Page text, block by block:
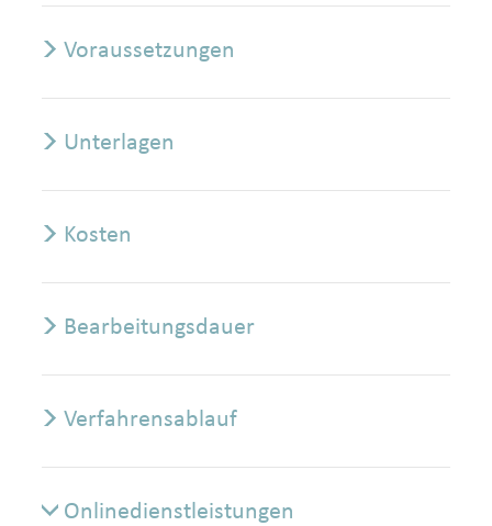
Voraussetzungen
Unterlagen
Kosten
Bearbeitungsdauer
Verfahrensablauf
Onlinedienstleistungen